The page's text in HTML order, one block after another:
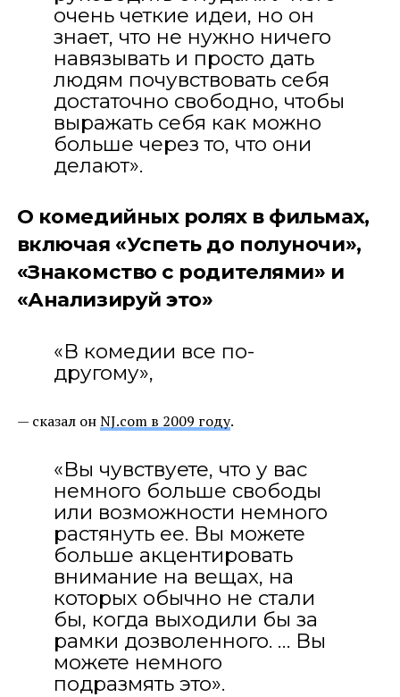
очень четкие идеи, но он
знает, что не нужно ничего
навязывать и просто дать
людям почувствовать себя
достаточно свободно, чтобы
выражать себя как можно
больше через то, что они
делают».
О комедийных ролях в фильмах,
включая «Успеть до полуночи»,
«Знакомство с родителями» и
«Анализируй это»
«В комедии все по-
другому»,
— сказал онNJ.com в 2009 году.
«Вы чувствуете, что у вас
немного больше свободы
или возможности немного
растянуть ее. Вы можете
больше акцентировать
внимание на вещах, на
которых обычно не стали
бы, когда выходили бы за
рамки дозволенного. … Вы
можете немного
подразмять это».